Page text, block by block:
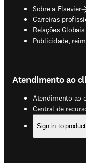
Sobre a Elsevier
Carreiras
Relações
Publicidade,
opens in new
Atendimento ao
Atendimento ao
Central de
opens in new tab/
Sign in to